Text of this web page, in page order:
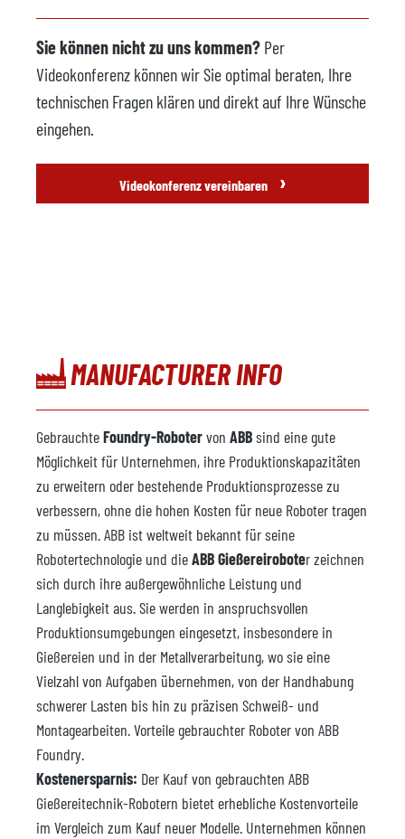
Sie können nicht zu uns kommen? Per
Videokonferenz können wir Sie optimal beraten, Ihre
technischen Fragen klären und direkt auf Ihre Wünsche
eingehen.
Videokonferenz vereinbaren ›
MANUFACTURER INFO
GebrauchteFoundry-Robotervon ABBsind eine gute
Möglichkeit für Unternehmen, ihre Produktionskapazitäten
zu erweitern oder bestehende Produktionsprozesse zu
verbessern, ohne die hohen Kosten für neue Roboter tragen
zu müssen. ABB ist weltweit bekannt für seine
Robotertechnologie und dieABB Gießereiroboter zeichnen
sich durch ihre außergewöhnliche Leistung und
Langlebigkeit aus. Sie werden in anspruchsvollen
Produktionsumgebungen eingesetzt, insbesondere in
Gießereien und in der Metallverarbeitung, wo sie eine
Vielzahl von Aufgaben übernehmen, von der Handhabung
schwerer Lasten bis hin zu präzisen Schweiß- und
Montagearbeiten. Vorteile gebrauchter Roboter von ABB
Foundry.
Kostenersparnis: Der Kauf von gebrauchten ABB
Gießereitechnik-Robotern bietet erhebliche Kostenvorteile
im Vergleich zum Kauf neuer Modelle. Unternehmen können